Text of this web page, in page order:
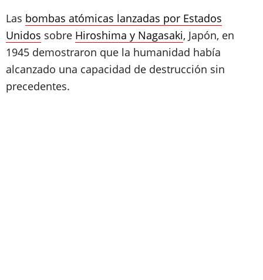
Las bombas atómicas lanzadas por Estados
Unidos sobre Hiroshima y Nagasaki, Japón, en
1945 demostraron que la humanidad había
alcanzado una capacidad de destrucción sin
precedentes.